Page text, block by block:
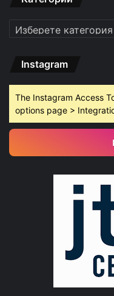
Категории
Instagram
The Instagram Access
options page >